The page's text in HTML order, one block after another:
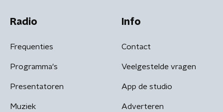
Radio
Frequenties
Programma's
Presentatoren
Muziek
Info
Contact
Veelgestelde vragen
App de studio
Adverteren